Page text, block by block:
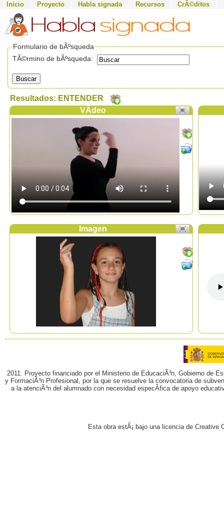
Inicio Proyecto Habla signada Recursos CrÃ©ditos
Formulario de bÃºsqueda
TÃ©rmino de bÃºsqueda:
Buscar
Resultados: ENTENDER
VÃ­deo
Imagen
2011. Proyecto financiado por el Ministerio de EducaciÃ³n, Gobierno de
y FormaciÃ³n Profesional, por la que se resuelve la convocatoria de
a la atenciÃ³n del alumnado con necesidad especÃ­fica de apoyo
Esta obra estÃ¡ bajo una licencia de Creative